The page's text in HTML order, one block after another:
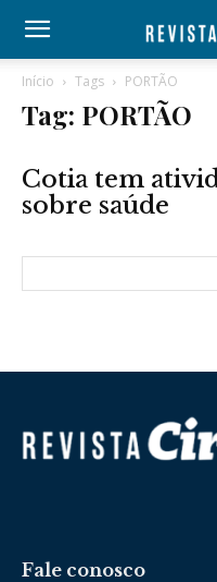
Início Tags PORTÃO
Tag: PORTÃO
Cotia tem
sobre saúde
Fale conosco